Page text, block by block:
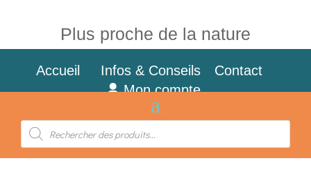
Plus proche de la nature
Accueil Infos & Conseils
Contact
Mon compte
Recherche
produits